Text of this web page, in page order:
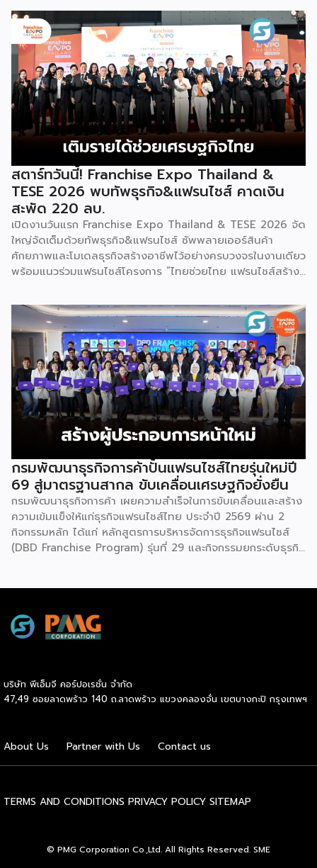
2026 ให้แก่ผู้ประกอบธุรกิจแฟรนไชส์ที่อยู่ในการส่งเสริมสนับสนุน
ของกรมฯ นายพูนพงษ์ นัยนาภากรณ์ อธิบดีกรมพัฒนาธุรกิจ
การค้า กระทรวงพาณิชย์ เปิดเผยภายหลังเป็นประธานเปิดงาน
“งานแฟรนไชส์ เอ็กซ์โป ไทยแลนด์ บาย สมาร์ท เอสเอ็มอี เอ็กซ์
โป (Franchise Expo Thailand by Smart SME Expo)” ซึ่ง
เป็นงานแสดงธุรกิจแฟรนไชส์ชั้นนำที่จัดขึ้นโดย บริษัท พีเอ็มจี
คอร์ปอเรชัน จำกัด เพื่อยกระดับศักยภาพของผู้ประกอบการและ
เจ้าของธุรกิจที่ต้องการขยายกิจการผ่านระบบแฟรนไชส์ […]
สตาร์ทวันนี้! Franchise Expo Thailand &
TESE 2026 พบทัพธุรกิจ&แฟรนไชส์ คาดเงิน
สะพัด 220 ลบ.
เปิดงานวันแรก Franchise Expo Thailand & TESE 2026 จัด
ใหญ่จัดเต็มด้วยทัพธุรกิจ&แฟรนไชส์ ซัพพลายเออร์สินค้า
ศักยภาพและโมเดลธุรกิจสร้างอาชีพไว้อย่างครบวงจรในงานเดียว
พร้อมแนวร่วมแฟรนไชส์โครงการ “ไทยช่วยไทย แฟรนไชส์สร้าง
รวมกว่า 250 บูธ บนพื้นที่ 15,000 ตารางเมตร หวังเป็นทาง
เลือกสร้างรายได้เพิ่มและพยุงเศรษฐกิจไทยให้ฟื้นตัว เสิร์ฟครบ
จบในงานด้วยสินเชื่อ และทำเลทองทั่วประเทศ พร้อมเสวนาให้
ความรู้โดยผู้ทรงคุณวุฒิคับคั่ง และกิจกรรมเจรจาจับคู่ธุรกิจทั้งใน
และต่างประเทศ งานจัดต่อเนื่องระหว่างวันที่ 6-9 สิงหาคมนี้ ที่
ฮอลล์ 6-8 อิมแพ็คเมืองทองธานี คาดเม็ดเงินสะพัดในงานราว
220 ล้านบาท นายพูนพงษ์ นัยนาภากรณ์ อธิบดีกรมพัฒนา
ธุรกิจการค้า กระทรวงพาณิชย์ กล่าวว่า งาน ” Franchise Expo
Thailand & Thailand E-Commerce Selection Expo
(TESE 2026) เป็นเวทีแสดงธุรกิจแฟรนไชส์และโซลูชั่นส์แบบครบ
วงจร […]
กรมพัฒนาธุรกิจการค้าปั้นแฟรนไชส์ไทยรุ่นใหม่ปี
69 สู่มาตรฐานสากล ขับเคลื่อนเศรษฐกิจยั่งยืน
กรมพัฒนาธุรกิจการค้า เผยความสำเร็จในการขับเคลื่อนและสร้าง
ความเข้มแข็งให้แก่ธุรกิจแฟรนไชส์ไทย ประจำปี 2569 ผ่าน 2
กิจกรรมหลัก ได้แก่ หลักสูตรการบริหารจัดการธุรกิจแฟรนไชส์
(DBD Franchise Program) รุ่นที่ 29 และกิจกรรมยกระดับธุรกิจ
กรมพัฒนาธุรกิจการค้า กระทรวงพาณิชย์ เปิดเผยภายหลังเป็น
ประธานมอบประกาศนียบัตรแก่ผู้ประกอบการแฟรนไชส์ใน 2
กิจกรรมแรกเป็นการอบรมหลักสูตรการบริหารจัดการธุรกิจแฟรน
ไชส์ (DBD Franchise Program: DBD-FP) รุ่นที่ 29 ซึ่งเป็น
คุณวุฒิจากภาครัฐ ภาคเอกชน และสถาบันการศึกษา ที่มาร่วมบ่ม
เพาะความรู้เชิงปฏิบัติการให้แก่ผู้ประกอบธุรกิจแฟรนไชส์อย่างเข้ม
บริษัท พีเอ็มจี คอร์ปอเรชั่น จำกัด
47,49 ซอยลาดพร้าว 140 ถ.ลาดพร้าว แขวงคลองจั่น เขตบางกะปิ กรุงเทพฯ
About Us Partner with Us Contact us
TERMS AND CONDITIONS PRIVACY POLICY SITEMAP
© PMG Corporation Co.,Ltd. All Rights Reserved. SME